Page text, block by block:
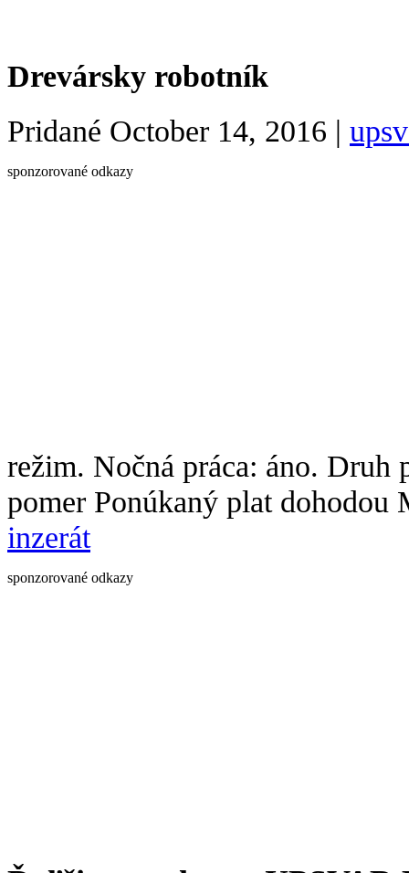
Drevársky robotník
Pridané October 14, 2016 |
sponzorované odkazy
režim. Nočná práca: áno. Druh
pomer Ponúkaný plat
inzerát
sponzorované odkazy